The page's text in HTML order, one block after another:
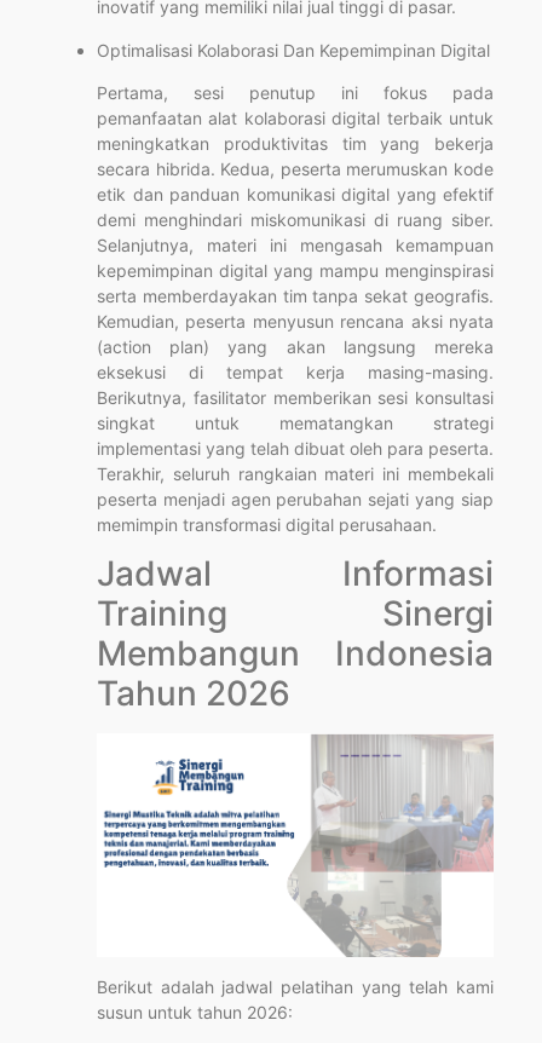
inovatif yang memiliki nilai jual tinggi di pasar.
Optimalisasi Kolaborasi Dan Kepemimpinan Digital
Pertama, sesi penutup ini fokus pada
pemanfaatan alat kolaborasi digital terbaik untuk
meningkatkan produktivitas tim yang bekerja
secara hibrida. Kedua, peserta merumuskan kode
etik dan panduan komunikasi digital yang efektif
demi menghindari miskomunikasi di ruang siber.
Selanjutnya, materi ini mengasah kemampuan
kepemimpinan digital yang mampu menginspirasi
serta memberdayakan tim tanpa sekat geografis.
Kemudian, peserta menyusun rencana aksi nyata
(action plan) yang akan langsung mereka
eksekusi di tempat kerja masing-masing.
Berikutnya, fasilitator memberikan sesi konsultasi
singkat untuk mematangkan strategi
implementasi yang telah dibuat oleh para peserta.
Terakhir, seluruh rangkaian materi ini membekali
peserta menjadi agen perubahan sejati yang siap
memimpin transformasi digital perusahaan.
Jadwal Informasi
Training Sinergi
Membangun Indonesia
Tahun 2026
Berikut adalah jadwal pelatihan yang telah kami
susun untuk tahun 2026: